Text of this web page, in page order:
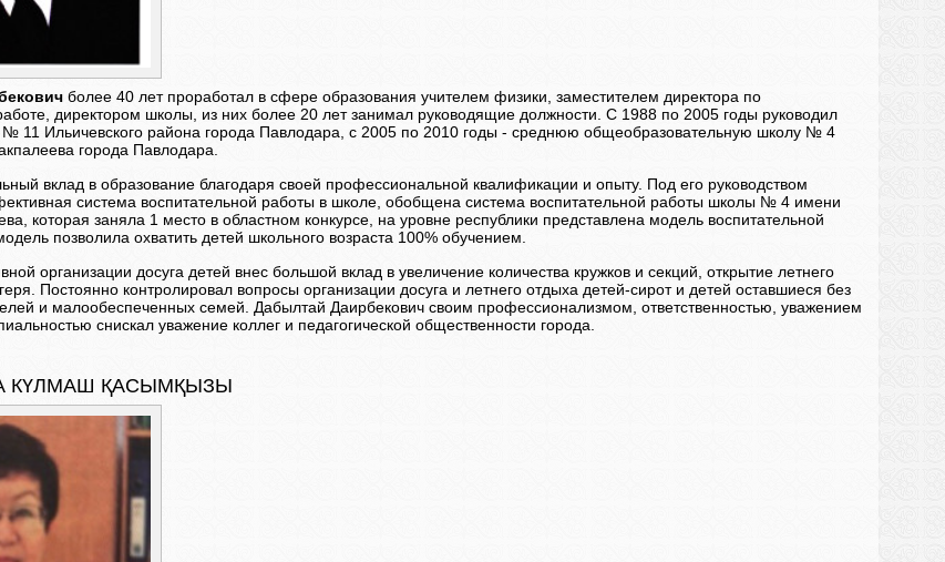
более 40 лет проработал в сфере образования учителем физики, заместителем директора по
директором школы, из них более 20 лет занимал руководящие должности. С 1988 по 2005 годы руководил
11 Ильичевского района города Павлодара, с 2005 по 2010 годы - среднюю общеобразовательную школу № 4
города Павлодара.
вклад в образование благодаря своей профессиональной квалификации и опыту. Под его руководством
система воспитательной работы в школе, обобщена система воспитательной работы школы № 4 имени
которая заняла 1 место в областном конкурсе, на уровне республики представлена модель воспитательной
позволила охватить детей школьного возраста 100% обучением.
организации досуга детей внес большой вклад в увеличение количества кружков и секций, открытие летнего
Постоянно контролировал вопросы организации досуга и летнего отдыха детей-сирот и детей оставшиеся без
и малообеспеченных семей. Дабылтай Даирбекович своим профессионализмом, ответственностью, уважением
снискал уважение коллег и педагогической общественности города.
КҮЛМАШ ҚАСЫМҚЫЗЫ